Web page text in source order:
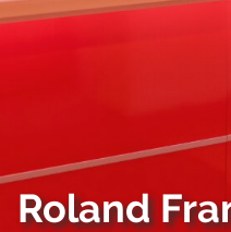
Roland